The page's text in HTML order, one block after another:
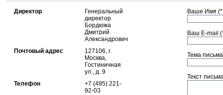
Директор
Генеральный
директор
Бордюжа
Дмитрий
Александрович
Почтовый адрес
127106, г.
Москва,
Гостиничная
ул., д. 9
Телефон
+7 (495) 221-
92-03
Ваше Имя
Ваш E-mail
Тема
Текст